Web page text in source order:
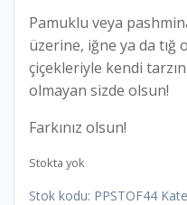
Pamuklu veya
üzerine, iğne ya da tığ
çiçekleriyle kendi
olmayan sizde olsun!
Farkınız olsun!
Stokta yok
Stok kodu: PPSTOF44